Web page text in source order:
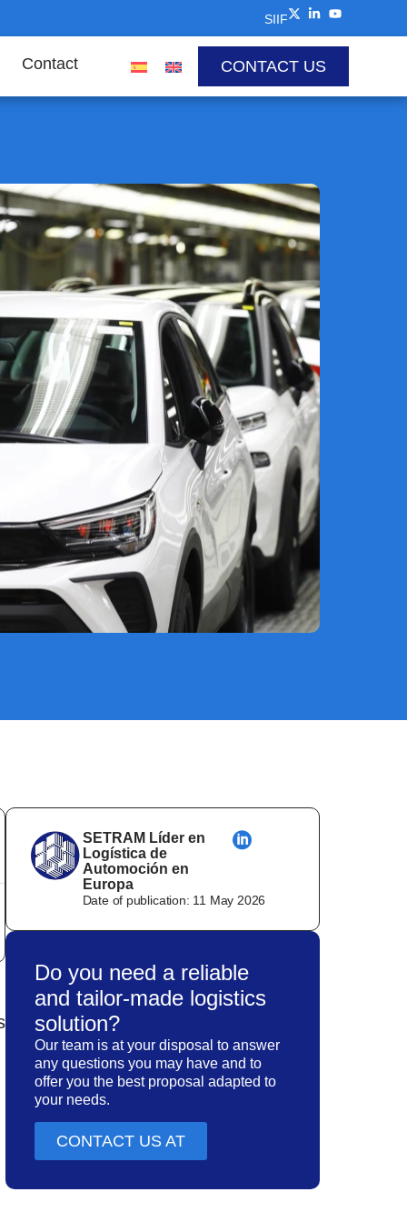
SIIF
Contact CONTACT US
SETRAM Líder en
Logística de
Automoción en
Europa
Date of publication: 11 May 2026
Do you need a reliable
and tailor-made logistics
solution?
Our team is at your disposal to answer
any questions you may have and to
offer you the best proposal adapted to
your needs.
CONTACT US AT